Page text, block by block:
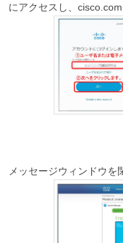
にアクセスし、
メッセージウィンドウを